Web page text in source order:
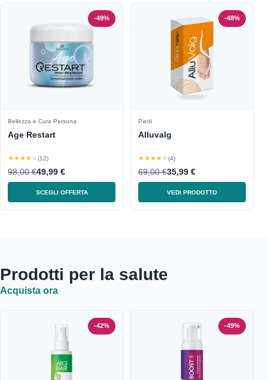
-49%
Bellezza e Cura Persona
Age Restart
★★★★★(12)
98,00 €49,99 €
SCEGLI OFFERTA
-48%
Piedi
Alluvalg
★★★★★(4)
69,00 €35,99 €
VEDI PRODOTTO
Prodotti per la salute
Acquista ora
-42% -49%